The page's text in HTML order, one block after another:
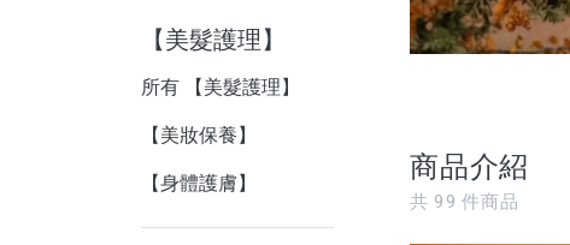
【美髮護理】
所有 【美髮護理】
【美妝保養】
【身體護膚】 商品介紹
共 99 件商品